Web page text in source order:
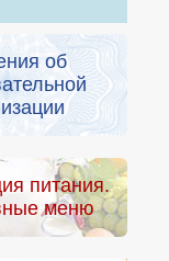
об
питания.
меню